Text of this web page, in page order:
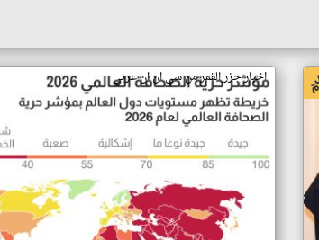
اخبار جزر القمر من سي ان ان عربي